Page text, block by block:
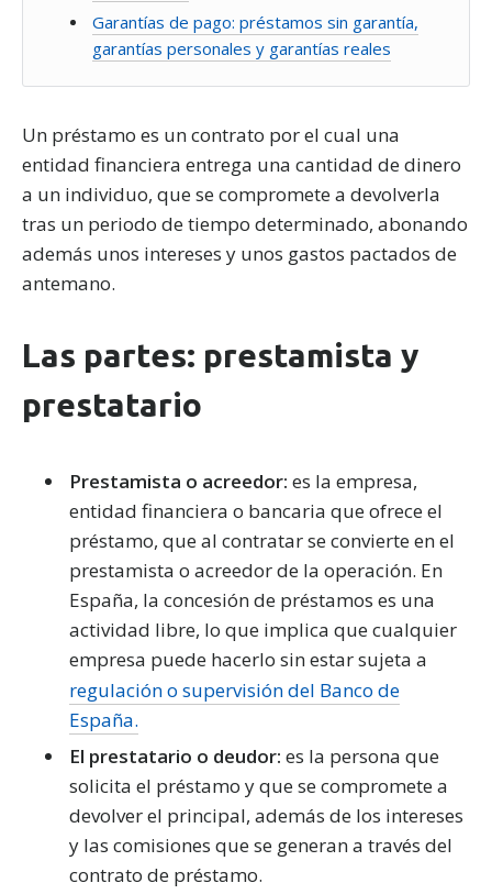
Garantías de pago: préstamos sin garantía,
garantías personales y garantías reales
Un préstamo es un contrato por el cual una
entidad financiera entrega una cantidad de dinero
a un individuo, que se compromete a devolverla
tras un periodo de tiempo determinado, abonando
además unos intereses y unos gastos pactados de
antemano.
Las partes: prestamista y
prestatario
Prestamista o acreedor: es la empresa,
entidad financiera o bancaria que ofrece el
préstamo, que al contratar se convierte en el
prestamista o acreedor de la operación. En
España, la concesión de préstamos es una
actividad libre, lo que implica que cualquier
empresa puede hacerlo sin estar sujeta a
regulación o supervisión del Banco de
España.
El prestatario o deudor: es la persona que
solicita el préstamo y que se compromete a
devolver el principal, además de los intereses
y las comisiones que se generan a través del
contrato de préstamo.